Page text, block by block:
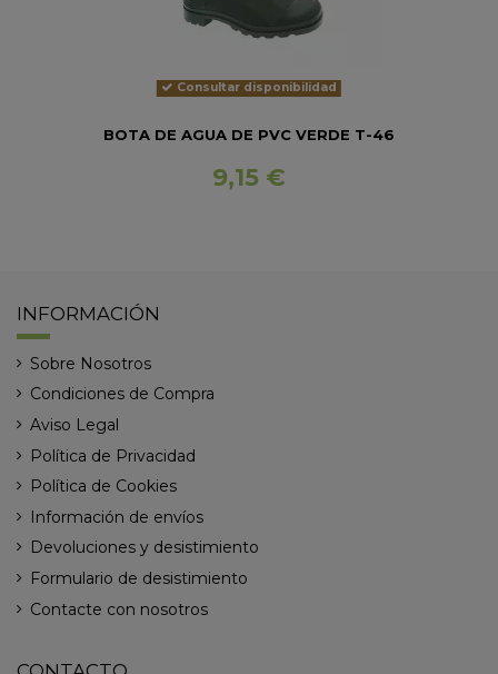
Consultar disponibilidad
BOTA DE AGUA DE PVC VERDE T-46
9,15 €
INFORMACIÓN
Sobre Nosotros
Condiciones de Compra
Aviso Legal
Política de Privacidad
Política de Cookies
Información de envíos
Devoluciones y desistimiento
Formulario de desistimiento
Contacte con nosotros